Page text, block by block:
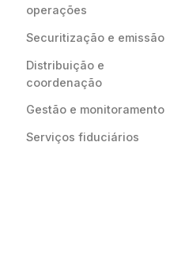
operações
Securitização e emissão
Distribuição e
coordenação
Gestão e monitoramento
Serviços fiduciários